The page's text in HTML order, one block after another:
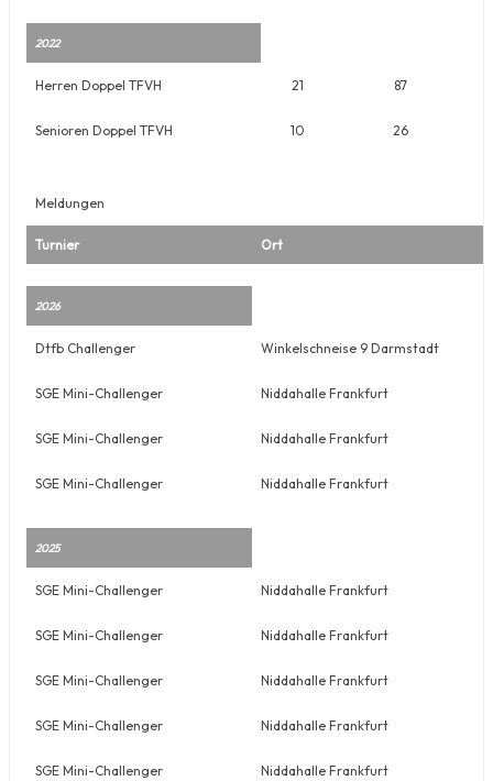
2022
Herren Doppel TFVH 21 87
Senioren Doppel TFVH 10 26
Meldungen
Turnier Ort
2026
Dtfb Challenger Winkelschneise 9 Darmstadt
SGE Mini-Challenger Niddahalle Frankfurt
SGE Mini-Challenger Niddahalle Frankfurt
SGE Mini-Challenger Niddahalle Frankfurt
2025
SGE Mini-Challenger Niddahalle Frankfurt
SGE Mini-Challenger Niddahalle Frankfurt
SGE Mini-Challenger Niddahalle Frankfurt
SGE Mini-Challenger Niddahalle Frankfurt
SGE Mini-Challenger Niddahalle Frankfurt